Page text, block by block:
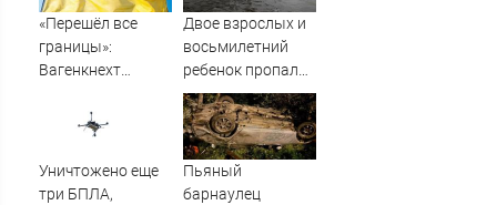
«Перешёл все
границы»:
Вагенкнехт
послу Украины
Двое взрослых и
восьмилетний
ребенок пропали
во время сплава
по реке
08/08/2026 –
Новости
Уничтожено еще
три БПЛА,
Пьяный
барнаулец